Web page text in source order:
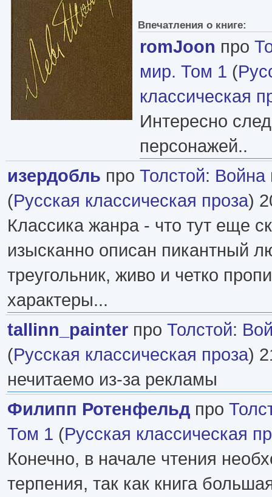
Впечатления о книге:
romJoon про
мир. Том 1 (
классическая
Интересно
персонажей..
изердобль про Толстой: Война
(Русская классическая проза)
Классика жанра - что тут еще
изысканно описан пикантный
треугольник, живо и четко
характеры...
tallinn_painter про Толстой:
(Русская классическая проза)
нечитаемо из-за рекламы
Филипп Ротенфельд про
Том 1 (Русская классическая
Конечно, в начале чтения
терпения, так как книга